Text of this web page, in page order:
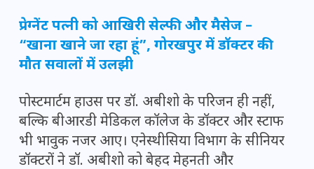
प्रेग्नेंट पत्नी को आखिरी सेल्फी और मैसेज –
“खाना खाने जा रहा हूं”, गोरखपुर में डॉक्टर की
मौत सवालों में उलझी
पोस्टमार्टम हाउस पर डॉ. अबीशो के परिजन ही नहीं,
बल्कि बीआरडी मेडिकल कॉलेज के डॉक्टर और स्टाफ
भी भावुक नजर आए। एनेस्थीसिया विभाग के सीनियर
डॉक्टरों ने डॉ. अबीशो को बेहद मेहनती और